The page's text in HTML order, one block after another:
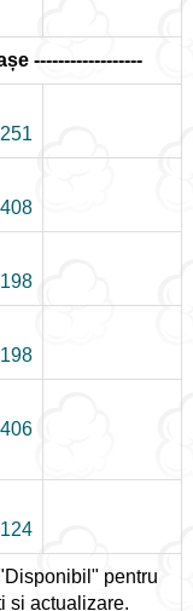
------------------
pentru
și actualizare.